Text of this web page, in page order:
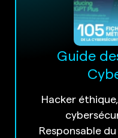
Guide
Hacker
Responsable